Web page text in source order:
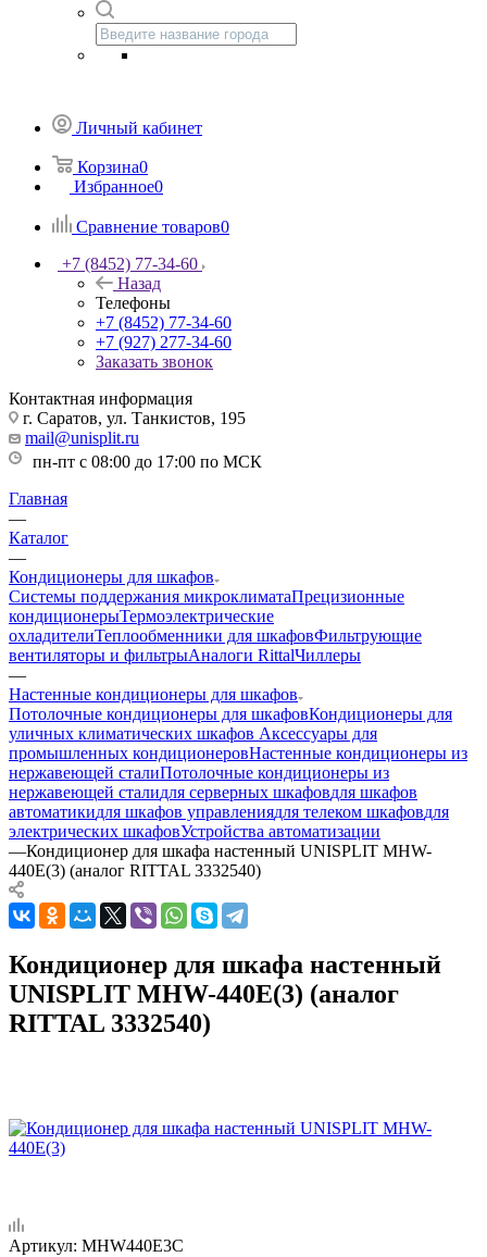
Личный кабинет
Корзина0
Избранное0
Сравнение товаров0
+7 (8452) 77-34-60
Назад
Телефоны
+7 (8452) 77-34-60
+7 (927) 277-34-60
Заказать звонок
Контактная информация
г. Саратов, ул. Танкистов, 195
mail@unisplit.ru
пн-пт с 08:00 до 17:00 по МСК
Главная
—
Каталог
—
Кондиционеры для шкафов
Системы поддержания микроклиматаПрецизионные
кондиционерыТермоэлектрические
охладителиТеплообменники для шкафовФильтрующие
вентиляторы и фильтрыАналоги RittalЧиллеры
—
Настенные кондиционеры для шкафов
Потолочные кондиционеры для шкафовКондиционеры для
уличных климатических шкафов Аксессуары для
промышленных кондиционеровНастенные кондиционеры из
нержавеющей сталиПотолочные кондиционеры из
нержавеющей сталидля серверных шкафовдля шкафов
автоматикидля шкафов управлениядля телеком шкафовдля
электрических шкафовУстройства автоматизации
—Кондиционер для шкафа настенный UNISPLIT MHW-
440E(3) (аналог RITTAL 3332540)
Кондиционер для шкафа настенный
UNISPLIT MHW-440E(3) (аналог
RITTAL 3332540)
Артикул: MHW440E3С